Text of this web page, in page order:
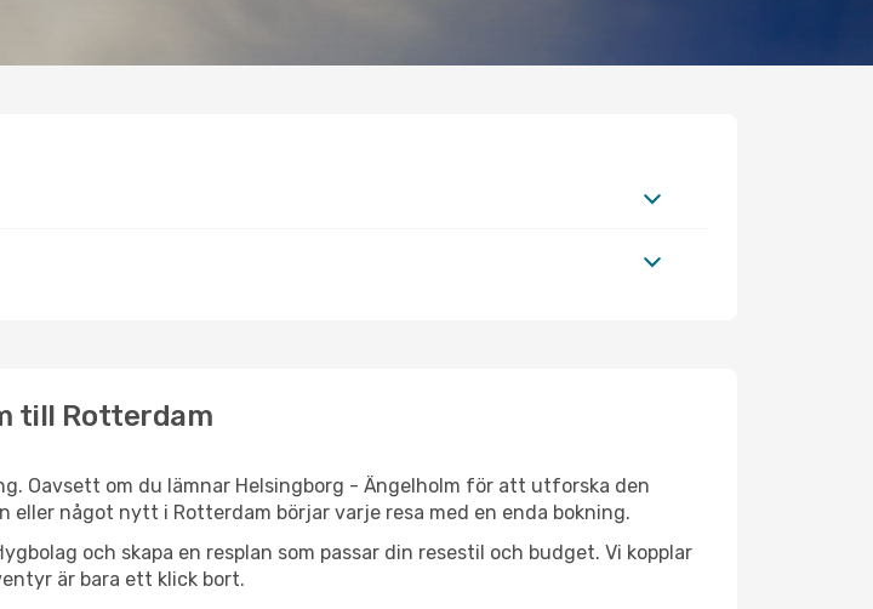
till Rotterdam
Oavsett om du lämnar Helsingborg - Ängelholm för att utforska den
något nytt i Rotterdam börjar varje resa med en enda bokning.
och skapa en resplan som passar din resestil och budget. Vi kopplar
är bara ett klick bort.